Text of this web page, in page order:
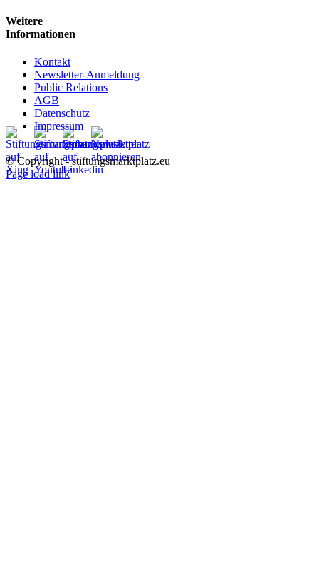
Weitere
Informationen
Kontakt
Newsletter-Anmeldung
Public Relations
AGB
Datenschutz
Impressum
© Copyright - stiftungsmarktplatz.eu
Page load link